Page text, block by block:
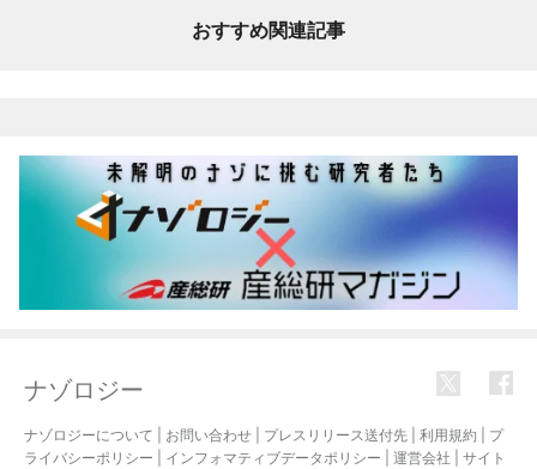
おすすめ関連記事
ナゾロジー
ナゾロジーについて お問い合わせ プレスリリース送付先 利用規約
プ
ライバシーポリシー
インフォマティブデータポリシー 運営会社
サイト